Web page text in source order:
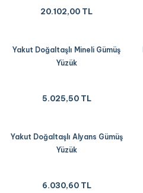
20.102,00 TL
Yakut Doğaltaşlı Mineli Gümüş
Yüzük
5.025,50 TL
Yakut Doğaltaşlı Alyans Gümüş
Yüzük
6.030,60 TL